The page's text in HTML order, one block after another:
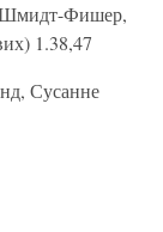
Фишер,
1.38,47
Сусанне